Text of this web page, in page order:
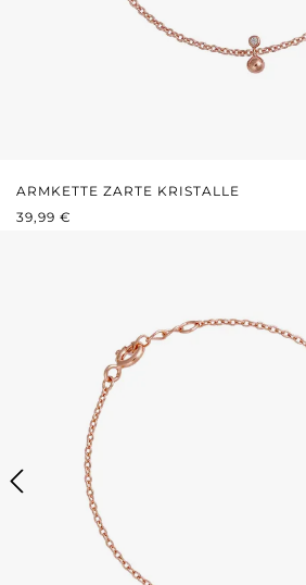
ARMKETTE ZARTE KRISTALLE
REGULÄRER PREIS:
39,99 €